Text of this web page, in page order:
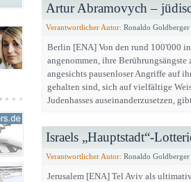
Artur Abramovych –
Verantwortlicher Autor: Ronaldo Goldberger
Berlin [ENA] Von den rund 100'000
angenommen, ihre
angesichts pausenloser Angriffe auf
gehalten sind, sich auf vielfältige
Judenhasses auseinanderzusetzen,
Israels „Hauptstadt“-
Verantwortlicher Autor: Ronaldo Goldberger
Jerusalem [ENA] Tel Aviv als